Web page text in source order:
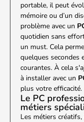
portable, il peut
mémoire ou d’un
problème avec un
quotidien sans
un must. Cela
quelques secondes
courantes. À cela
à installer avec un
plus votre efficacité.
Le PC
métiers
Les métiers